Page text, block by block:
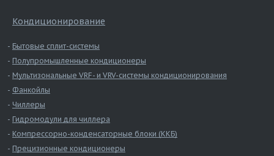
Кондиционирование
Бытовые сплит-системы
Полупромышленные кондиционеры
Мультизональные VRF- и VRV-системы кондиционирования
Фанкойлы
Чиллеры
Гидромодули для чиллера
Компрессорно-конденсаторные блоки (ККБ)
Прецизионные кондиционеры